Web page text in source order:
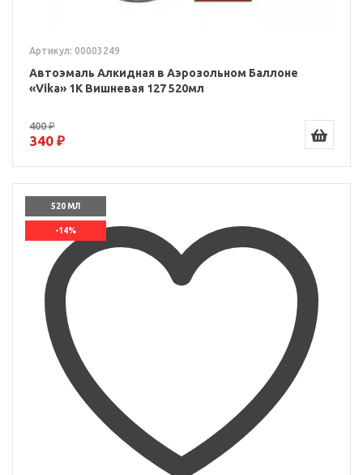
Артикул: 00003249
Автоэмаль Алкидная в Аэрозольном Баллоне
«Vika» 1K Вишневая 127 520мл
400 ₽
340 ₽
520 МЛ
-14%